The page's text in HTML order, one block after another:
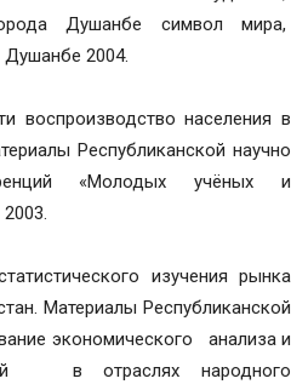
Душанбе символ мира,
2004.
воспроизводство населения в
Республиканской научно
«Молодых учёных и
изучения рынка
Материалы Республиканской
экономического анализа и
в отраслях народного